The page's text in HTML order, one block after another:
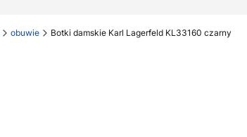
obuwie Botki damskie Karl Lagerfeld KL33160 czarny